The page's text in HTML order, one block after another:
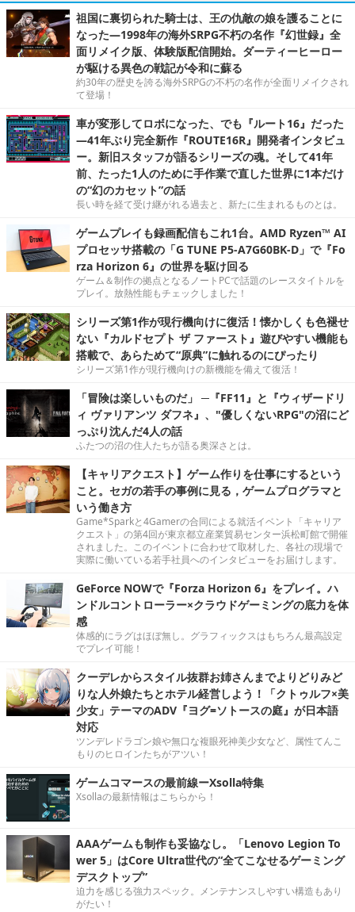
祖国に裏切られた騎士は、王の仇敵の娘を護ることに
なった―1998年の海外SRPG不朽の名作『幻世録』全
面リメイク版、体験版配信開始。ダーティーヒーロー
が駆ける異色の戦記が令和に蘇る
約30年の歴史を誇る海外SRPGの不朽の名作が全面リメイクされ
て登場！
車が変形してロボになった、でも『ルート16』だった
―41年ぶり完全新作『ROUTE16R』開発者インタビュ
ー。新旧スタッフが語るシリーズの魂。そして41年
前、たった1人のために手作業で直した世界に1本だけ
の“幻のカセット”の話
長い時を経て受け継がれる過去と、新たに生まれるものとは。
ゲームプレイも録画配信もこれ1台。AMD Ryzen™ AI
プロセッサ搭載の「G TUNE P5-A7G60BK-D」で『Fo
rza Horizon 6』の世界を駆け回る
ゲーム＆制作の拠点となるノートPCで話題のレースタイトルを
プレイ。放熱性能もチェックしました！
シリーズ第1作が現行機向けに復活！懐かしくも色褪せ
ない『カルドセプト ザ ファースト』遊びやすい機能も
搭載で、あらためて“原典”に触れるのにぴったり
シリーズ第1作が現行機向けの新機能を備えて復活！
「冒険は楽しいものだ」 ─『FF11』と『ウィザードリ
ィ ヴァリアンツ ダフネ』、"優しくないRPG"の沼にど
っぷり沈んだ4人の話
ふたつの沼の住人たちが語る奥深さとは。
【キャリアクエスト】ゲーム作りを仕事にするという
こと。セガの若手の事例に見る，ゲームプログラマと
いう働き方
Game*Sparkと4Gamerの合同による就活イベント「キャリア
クエスト」の第4回が東京都立産業貿易センター浜松町館で開催
されました。このイベントに合わせて取材した、各社の現場で
実際に働いている若手社員へのインタビューをお届けします。
GeForce NOWで『Forza Horizon 6』をプレイ。ハ
ンドルコントローラー×クラウドゲーミングの底力を体
感
体感的にラグはほぼ無し。グラフィックスはもちろん最高設定
でプレイ可能！
クーデレからスタイル抜群お姉さんまでよりどりみど
りな人外娘たちとホテル経営しよう！「クトゥルフ×美
少女」テーマのADV『ヨグ=ソトースの庭』が日本語
対応
ツンデレドラゴン娘や無口な複眼死神美少女など、属性てんこ
もりのヒロインたちがアツい！
ゲームコマースの最前線ーXsolla特集
Xsollaの最新情報はこちらから！
AAAゲームも制作も妥協なし。「Lenovo Legion To
wer 5」はCore Ultra世代の“全てこなせるゲーミング
デスクトップ”
迫力を感じる強力スペック。メンテナンスしやすい構造もあり
がたい！